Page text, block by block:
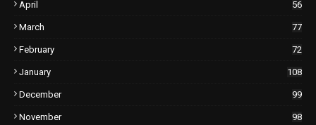
April 56
March 77
February 72
January 108
December 99
November 98